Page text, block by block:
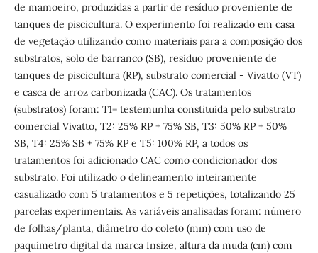
de mamoeiro, produzidas a partir de resíduo proveniente de
tanques de piscicultura. O experimento foi realizado em casa
de vegetação utilizando como materiais para a composição dos
substratos, solo de barranco (SB), resíduo proveniente de
tanques de piscicultura (RP), substrato comercial - Vivatto (VT)
e casca de arroz carbonizada (CAC). Os tratamentos
(substratos) foram: T1= testemunha constituída pelo substrato
comercial Vivatto, T2: 25% RP + 75% SB, T3: 50% RP + 50%
SB, T4: 25% SB + 75% RP e T5: 100% RP, a todos os
tratamentos foi adicionado CAC como condicionador dos
substrato. Foi utilizado o delineamento inteiramente
casualizado com 5 tratamentos e 5 repetições, totalizando 25
parcelas experimentais. As variáveis analisadas foram: número
de folhas/planta, diâmetro do coleto (mm) com uso de
paquímetro digital da marca Insize, altura da muda (cm) com